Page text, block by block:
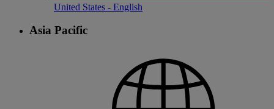
United States - English
Asia Pacific